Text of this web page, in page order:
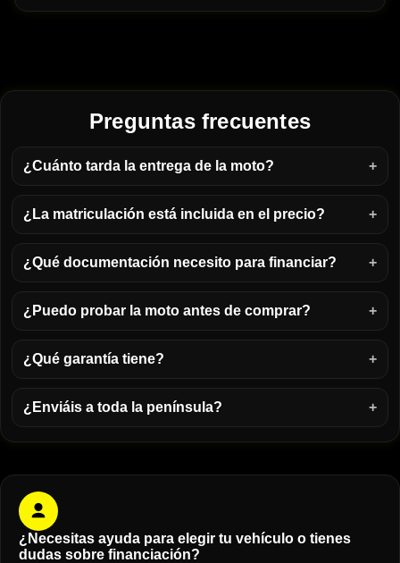
Preguntas frecuentes
¿Cuánto tarda la entrega de la moto?
¿La matriculación está incluida en el precio?
¿Qué documentación necesito para financiar?
¿Puedo probar la moto antes de comprar?
¿Qué garantía tiene?
¿Enviáis a toda la península?
¿Necesitas ayuda para elegir tu vehículo o tienes
dudas sobre financiación?